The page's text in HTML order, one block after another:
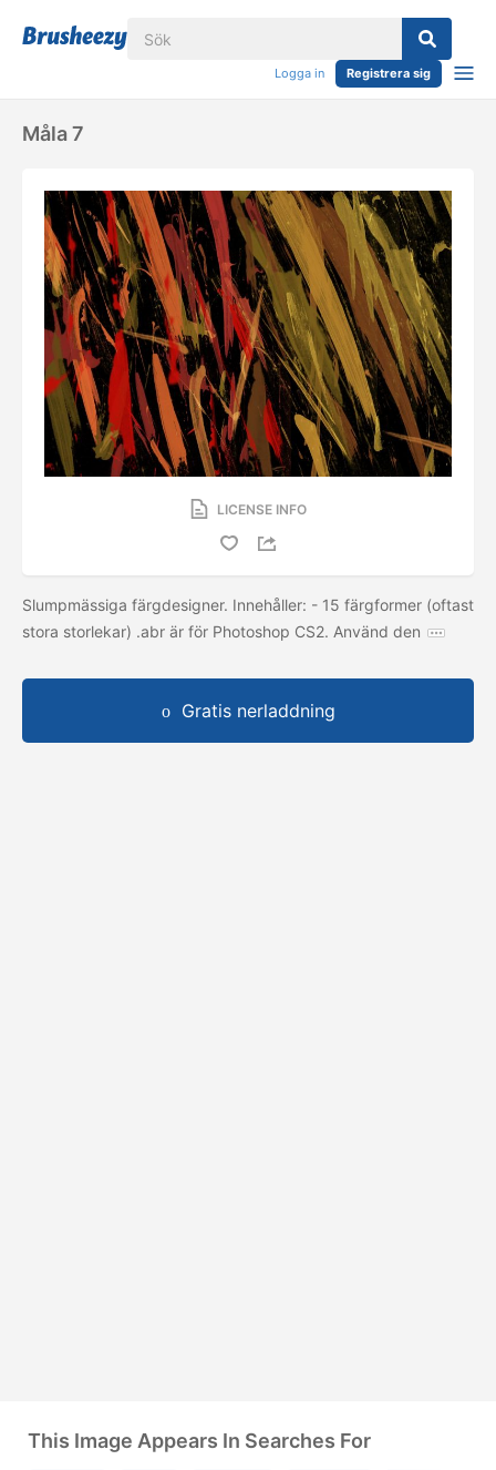
Logga in Registrera sig
Måla 7
LICENSE INFO
Slumpmässiga färgdesigner. Innehåller: - 15 färgformer (oftast
stora storlekar) .abr är för Photoshop CS2. Använd den
Gratis nerladdning
This Image Appears In Searches For